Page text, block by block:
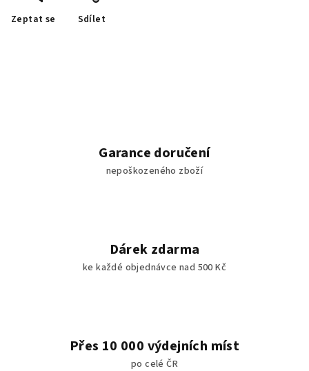
Zeptat se Sdílet
Garance doručení
nepoškozeného zboží
Dárek zdarma
ke každé objednávce nad 500 Kč
Přes 10 000 výdejních míst
po celé ČR